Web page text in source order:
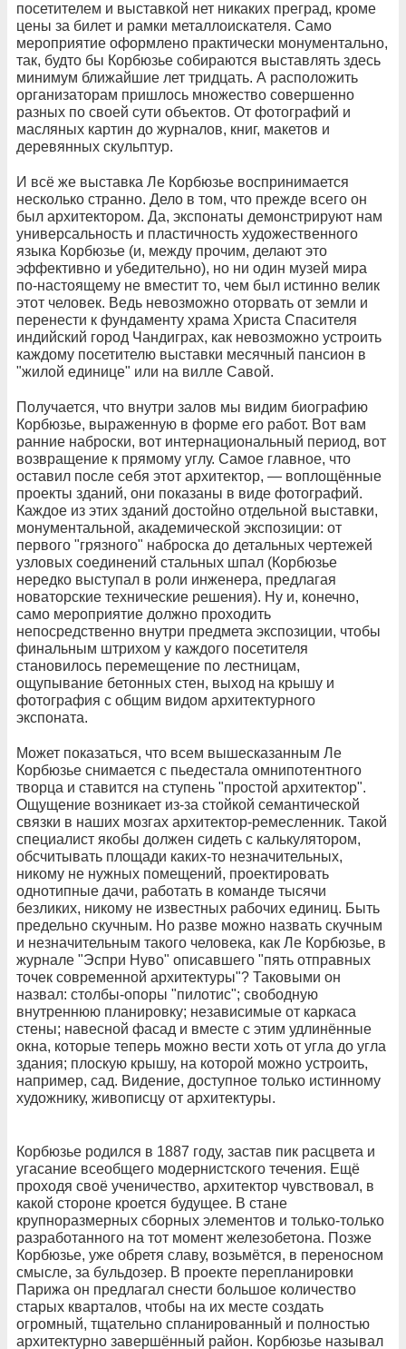
посетителем и выставкой нет никаких преград, кроме
цены за билет и рамки металлоискателя. Само
мероприятие оформлено практически монументально,
так, будто бы Корбюзье собираются выставлять здесь
минимум ближайшие лет тридцать. А расположить
организаторам пришлось множество совершенно
разных по своей сути объектов. От фотографий и
масляных картин до журналов, книг, макетов и
деревянных скульптур.
И всё же выставка Ле Корбюзье воспринимается
несколько странно. Дело в том, что прежде всего он
был архитектором. Да, экспонаты демонстрируют нам
универсальность и пластичность художественного
языка Корбюзье (и, между прочим, делают это
эффективно и убедительно), но ни один музей мира
по-настоящему не вместит то, чем был истинно велик
этот человек. Ведь невозможно оторвать от земли и
перенести к фундаменту храма Христа Спасителя
индийский город Чандиграх, как невозможно устроить
каждому посетителю выставки месячный пансион в
"жилой единице" или на вилле Савой.
Получается, что внутри залов мы видим биографию
Корбюзье, выраженную в форме его работ. Вот вам
ранние наброски, вот интернациональный период, вот
возвращение к прямому углу. Самое главное, что
оставил после себя этот архитектор, — воплощённые
проекты зданий, они показаны в виде фотографий.
Каждое из этих зданий достойно отдельной выставки,
монументальной, академической экспозиции: от
первого "грязного" наброска до детальных чертежей
узловых соединений стальных шпал (Корбюзье
нередко выступал в роли инженера, предлагая
новаторские технические решения). Ну и, конечно,
само мероприятие должно проходить
непосредственно внутри предмета экспозиции, чтобы
финальным штрихом у каждого посетителя
становилось перемещение по лестницам,
ощупывание бетонных стен, выход на крышу и
фотография с общим видом архитектурного
экспоната.
Может показаться, что всем вышесказанным Ле
Корбюзье снимается с пьедестала омнипотентного
творца и ставится на ступень "простой архитектор".
Ощущение возникает из-за стойкой семантической
связки в наших мозгах архитектор-ремесленник. Такой
специалист якобы должен сидеть с калькулятором,
обсчитывать площади каких-то незначительных,
никому не нужных помещений, проектировать
однотипные дачи, работать в команде тысячи
безликих, никому не известных рабочих единиц. Быть
предельно скучным. Но разве можно назвать скучным
и незначительным такого человека, как Ле Корбюзье, в
журнале "Эспри Нуво" описавшего "пять отправных
точек современной архитектуры"? Таковыми он
назвал: столбы-опоры "пилотис"; свободную
внутреннюю планировку; независимые от каркаса
стены; навесной фасад и вместе с этим удлинённые
окна, которые теперь можно вести хоть от угла до угла
здания; плоскую крышу, на которой можно устроить,
например, сад. Видение, доступное только истинному
художнику, живописцу от архитектуры.
Корбюзье родился в 1887 году, застав пик расцвета и
угасание всеобщего модернистского течения. Ещё
проходя своё ученичество, архитектор чувствовал, в
какой стороне кроется будущее. В стане
крупноразмерных сборных элементов и только-только
разработанного на тот момент железобетона. Позже
Корбюзье, уже обретя славу, возьмётся, в переносном
смысле, за бульдозер. В проекте перепланировки
Парижа он предлагал снести большое количество
старых кварталов, чтобы на их месте создать
огромный, тщательно спланированный и полностью
архитектурно завершённый район. Корбюзье называл